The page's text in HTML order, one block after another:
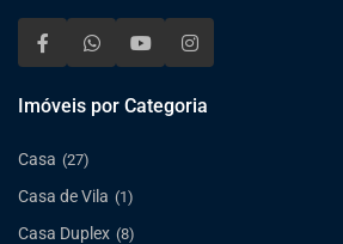
Imóveis por Categoria
Casa (27)
Casa de Vila (1)
Casa Duplex (8)